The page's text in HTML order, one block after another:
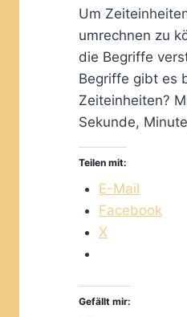
Um
umrechnen zu
die Begriffe
Begriffe gibt es
Zeiteinheiten?
Sekunde,
Teilen mit:
E-Mail
Facebook
X
Gefällt mir: